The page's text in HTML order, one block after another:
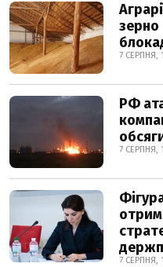
зерно
7 СЕРПНЯ,
РФ
7 СЕРПНЯ,
7 СЕРПНЯ,